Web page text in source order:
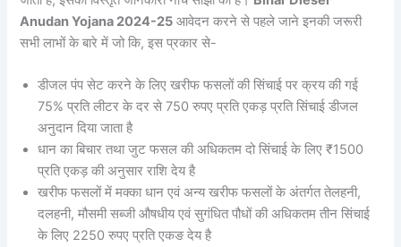
Anudan Yojana 2024-25 आवेदन करने से पहले जाने इनकी जरूरी
सभी लाभों के बारे में जो कि, इस प्रकार से-
डीजल पंप सेट करने के लिए खरीफ फसलों की सिंचाई पर क्रय की गई
75% प्रति लीटर के दर से 750 रुपए प्रति एकड़ प्रति सिंचाई डीजल
अनुदान दिया जाता है
धान का बिचार तथा जुट फसल की अधिकतम दो सिंचाई के लिए ₹1500
प्रति एकड़ की अनुसार राशि देय है
खरीफ फसलों में मक्का धान एवं अन्य खरीफ फसलों के अंतर्गत तेलहनी,
दलहनी, मौसमी सब्जी औषधीय एवं सुगंधित पौधों की अधिकतम तीन सिंचाई
के लिए 2250 रुपए प्रति एकङ देय है